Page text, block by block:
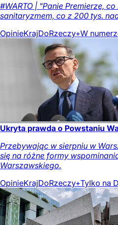
#WARTO | "Panie Premierze, co
sanitaryzmem, co z 200 tys.
OpinieKrajDoRzeczy+W
Ukryta prawda o Powstaniu
Przebywając w sierpniu w
się na różne formy
Warszawskiego.
OpinieKrajDoRzeczy+Tylko na